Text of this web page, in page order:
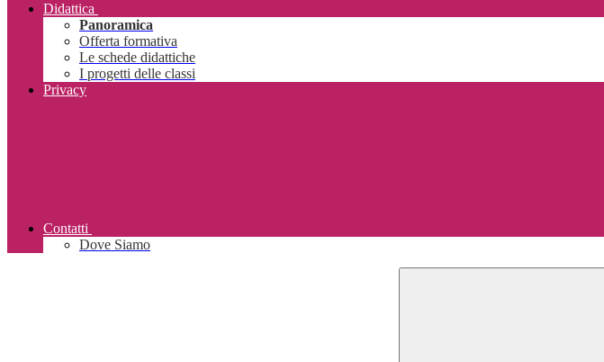
Didattica
Panoramica
Offerta formativa
Le schede didattiche
I progetti delle classi
Privacy
Contatti
Dove Siamo